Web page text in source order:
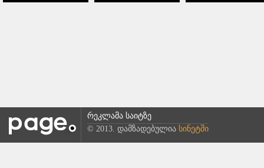
რეკლამა საიტზე
© 2013. დამზადებულია სინეტში